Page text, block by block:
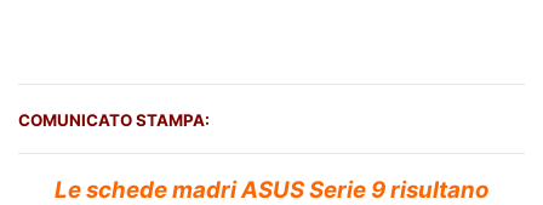
COMUNICATO STAMPA:
Le schede madri ASUS Serie 9 risultano